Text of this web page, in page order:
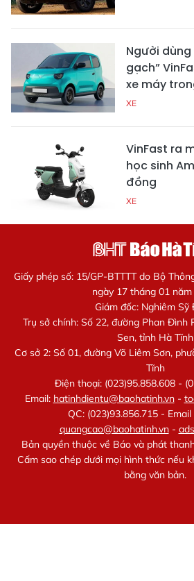
Người
gạch”
xe máy
XE
VinFast ra
học sinh
đồng
XE
Giấy phép số: 15/GP-BTTTT do Bộ
ngày 17 tháng 01 năm
Giám đốc: Nghiêm Sỹ
Trụ sở chính: Số 22, đường Phan Đình
Sen, tỉnh Hà Tĩnh
Cơ sở 2: Số 01, đường Võ Liêm Sơn,
Tĩnh
Điện thoại: (023)95.858.608 -
Email: hatinhdientu@baohatinh.vn-
QC: (023)93.856.715 -
quangcao@baohatinh.vn-
Bản quyền thuộc về Báo và phát
Cấm sao chép dưới mọi hình thức nếu
bằng văn bản.